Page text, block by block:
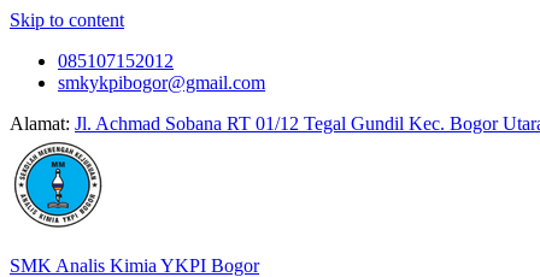
Skip to content
085107152012
smkykpibogor@gmail.com
Alamat: Jl. Achmad Sobana RT 01/12 Tegal Gundil Kec. Bogor
SMK Analis Kimia YKPI Bogor